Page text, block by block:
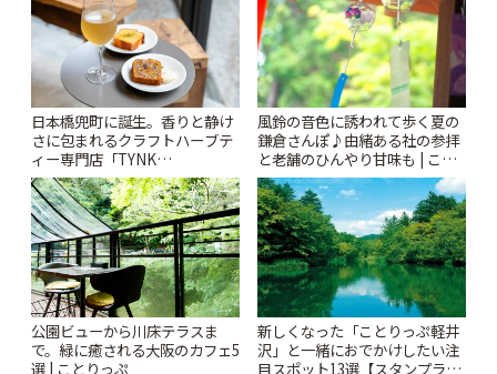
日本橋兜町に誕生。香りと静け
さに包まれるクラフトハーブテ
ィー専門店「TYNK
Kabutocho」 | ことりっぷ
風鈴の音色に誘われて歩く夏の
鎌倉さんぽ♪由緒ある社の参拝
と老舗のひんやり甘味も | こと
りっぷ
公園ビューから川床テラスま
で。緑に癒される大阪のカフェ5
選 | ことりっぷ
新しくなった「ことりっぷ軽井
沢」と一緒におでかけしたい注
目スポット13選【スタンプラリ